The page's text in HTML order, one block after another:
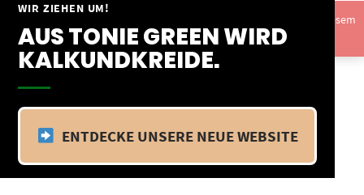
WIR ZIEHEN UM!
AUS TONIE GREEN WIRD
KALKUNDKREIDE.
ENTDECKE UNSERE NEUE WEBSITE
Springe
Inhalt
Vom 09.04.25 - 20.04.25 befinden wir uns im Betriebsurlaub. In diesem
Zeitraum findet kein Versand statt.Ausblenden